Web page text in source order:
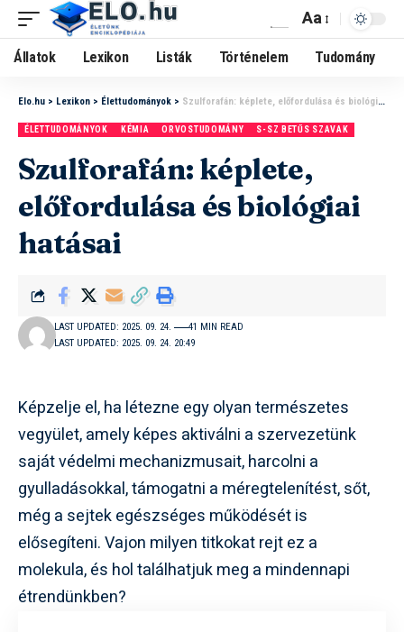
Aa
Állatok Lexikon Listák Történelem Tudomány
Elo.hu > Lexikon > Élettudományok > Szulforafán: képlete, előfordulása és biológiai hatásai
ÉLETTUDOMÁNYOK KÉMIA ORVOSTUDOMÁNY S-SZ BETŰS SZAVAK
Szulforafán: képlete,
előfordulása és biológiai
hatásai
LAST UPDATED: 2025. 09. 24. 20:49
LAST UPDATED: 2025. 09. 24. 41 MIN READ
Képzelje el, ha létezne egy olyan természetes
vegyület, amely képes aktiválni a szervezetünk
saját védelmi mechanizmusait, harcolni a
gyulladásokkal, támogatni a méregtelenítést, sőt,
még a sejtek egészséges működését is
elősegíteni. Vajon milyen titkokat rejt ez a
molekula, és hol találhatjuk meg a mindennapi
étrendünkben?